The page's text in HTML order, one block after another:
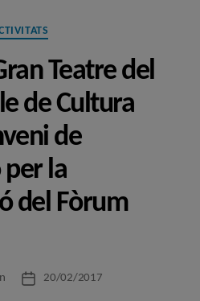
Categories
Teatre del
de Cultura
de
la
del Fòrum
Data20/02/2017